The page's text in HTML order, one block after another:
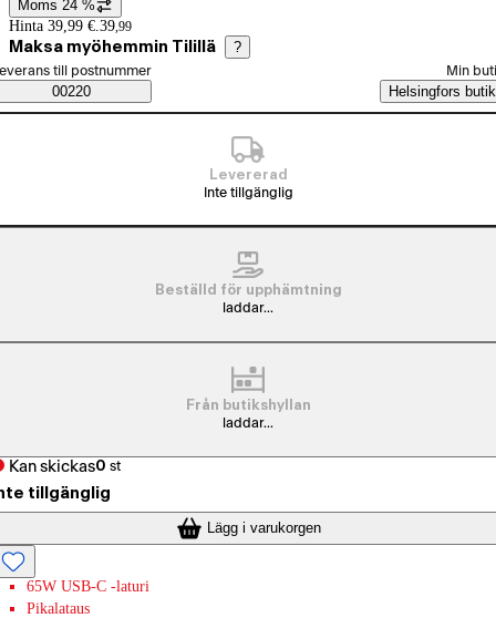
Prisinformation
Moms 24 %
Hinta 39,99 €. 39,99
Maksa myöhemmin Tilillä ?
Saatavuustiedot
beställningssätt
till postnummer
00220
Min
Helsingfors butik
Levererad
Inte tillgänglig
Beställd för upphämtning
laddar...
Från butikshyllan
laddar...
Kan skickas0 st
tillgänglig
Lägg i varukorgen
65W USB-C -laturi
Pikalataus